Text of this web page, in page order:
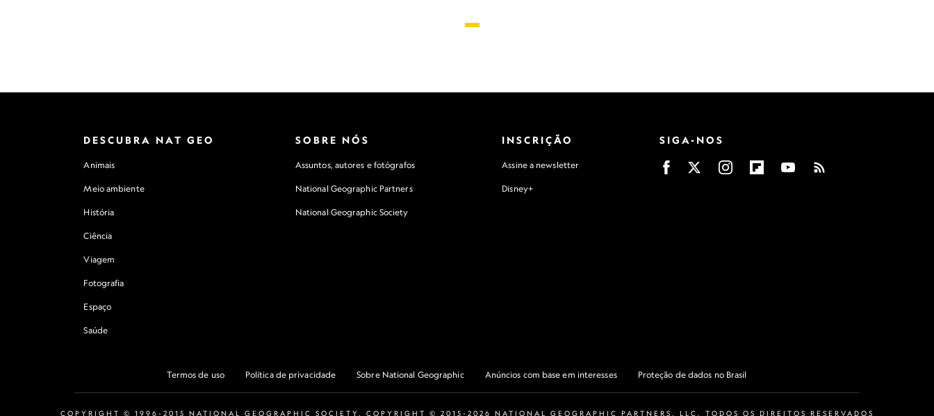
DESCUBRA NAT GEO
Animais
Meio ambiente
História
Ciência
Viagem
Fotografia
Espaço
Saúde
SOBRE NÓS
Assuntos, autores e fotógrafos
National Geographic Partners
National Geographic Society
INSCRIÇÃO
Assine a newsletter
Disney+
SIGA-NOS
Termos de uso Política de privacidade Sobre National Geographic Anúncios com base em interesses Proteção de dados no Brasil
COPYRIGHT © 1996-2015 NATIONAL GEOGRAPHIC SOCIETY. COPYRIGHT © 2015-2026 NATIONAL GEOGRAPHIC PARTNERS, LLC. TODOS OS DIREITOS RESERVADOS